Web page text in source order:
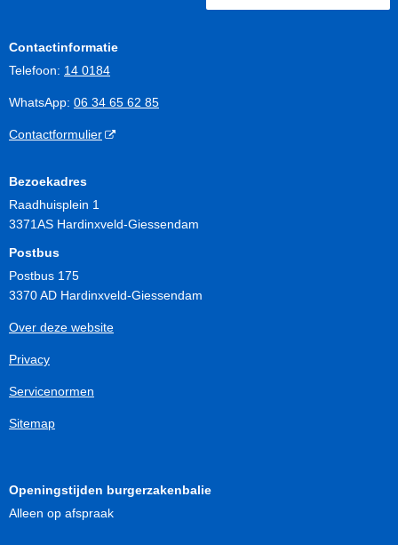
Contactinformatie
Telefoon: 14 0184
WhatsApp: 06 34 65 62 85
Contactformulier
Bezoekadres
Raadhuisplein 1
3371AS Hardinxveld-Giessendam
Postbus
Postbus 175
3370 AD Hardinxveld-Giessendam
Over deze website
Privacy
Servicenormen
Sitemap
Openingstijden burgerzakenbalie
Alleen op afspraak